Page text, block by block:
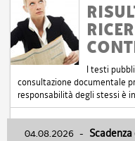
I testi
consultazione documentale
responsabilità degli stessi è
04.08.2026 -